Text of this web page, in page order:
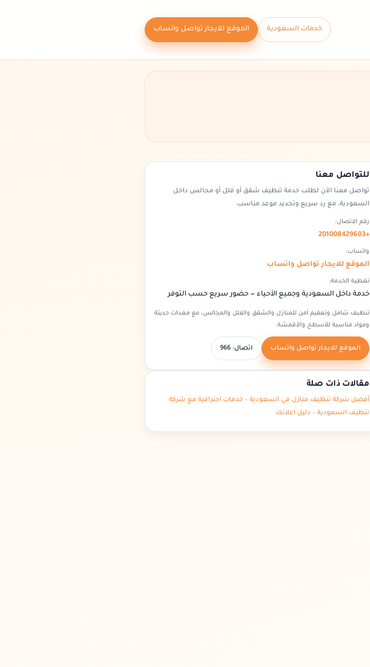
خدمات السعودية الموقع للايجار تواصل واتساب
للتواصل معنا
تواصل معنا الآن لطلب خدمة تنظيف شقق أو فلل أو مجالس داخل
السعودية، مع رد سريع وتحديد موعد مناسب.
رقم الاتصال:
+201008429603
واتساب:
الموقع للايجار تواصل واتساب
تغطية الخدمة:
خدمة داخل السعودية وجميع الأحياء — حضور سريع حسب التوفر
تنظيف شامل وتعقيم آمن للمنازل والشقق والفلل والمجالس، مع معدات حديثة
ومواد مناسبة للأسطح والأقمشة.
الموقع للايجار تواصل واتساب اتصال: 966
مقالات ذات صلة
أفضل شركة تنظيف منازل في السعودية – خدمات احترافية مع شركة
تنظيف السعودية – دليل اعلانك